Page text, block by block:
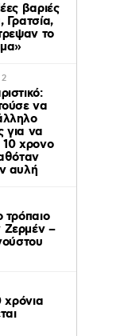
βαριές
Γρατσία,
το
να
για να
10 χρονο
αυλή
Ζερμέν –
χρόνια